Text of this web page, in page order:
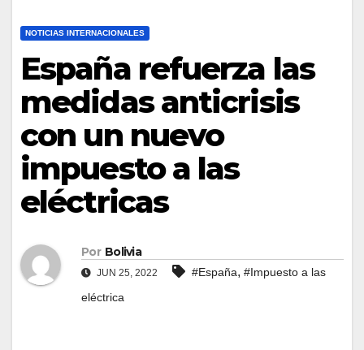
NOTICIAS INTERNACIONALES
España refuerza las
medidas anticrisis
con un nuevo
impuesto a las
eléctricas
Por Bolivia
JUN 25, 2022 #España, #Impuesto a las
eléctrica